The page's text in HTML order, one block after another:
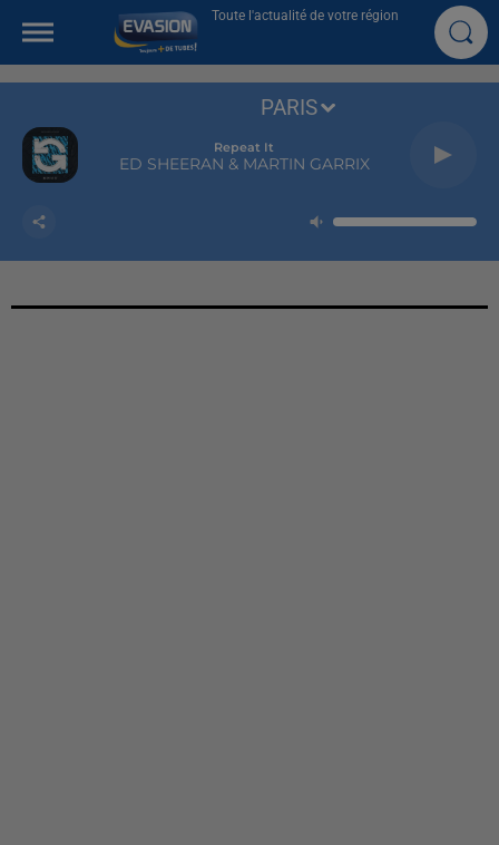
Toute l'actualité de votre région
Repeat It
ED SHEERAN & MARTIN GARRIX
PARIS